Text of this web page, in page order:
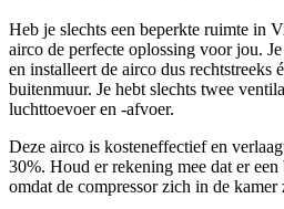
Heb je slechts een beperkte ruimte in
airco de perfecte oplossing voor jou.
en installeert de airco dus rechtstreeks
buitenmuur. Je hebt slechts twee
luchttoevoer en -afvoer.
Deze airco is kosteneffectief en
30%. Houd er rekening mee dat er
omdat de compressor zich in de kamer